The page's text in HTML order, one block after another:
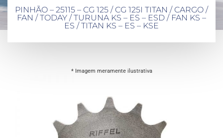
PINHÃO – 25115 – CG 125 / CG 125I TITAN / CARGO /
FAN / TODAY / TURUNA KS – ES – ESD / FAN KS –
ES / TITAN KS – ES – KSE
* Imagem meramente ilustrativa